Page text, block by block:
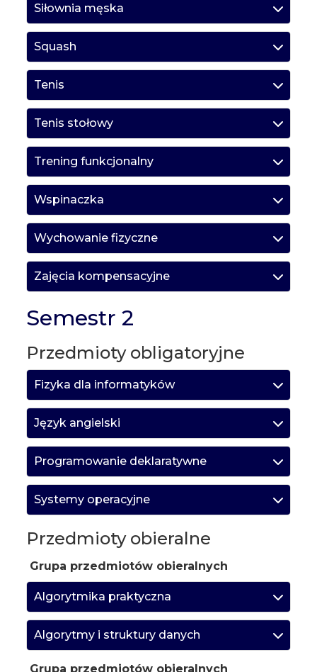
Siłownia męska
Squash
Tenis
Tenis stołowy
Trening funkcjonalny
Wspinaczka
Wychowanie fizyczne
Zajęcia kompensacyjne
Semestr 2
Przedmioty obligatoryjne
Fizyka dla informatyków
Język angielski
Programowanie deklaratywne
Systemy operacyjne
Przedmioty obieralne
Grupa przedmiotów obieralnych
Algorytmika praktyczna
Algorytmy i struktury danych
Grupa przedmiotów obieralnych